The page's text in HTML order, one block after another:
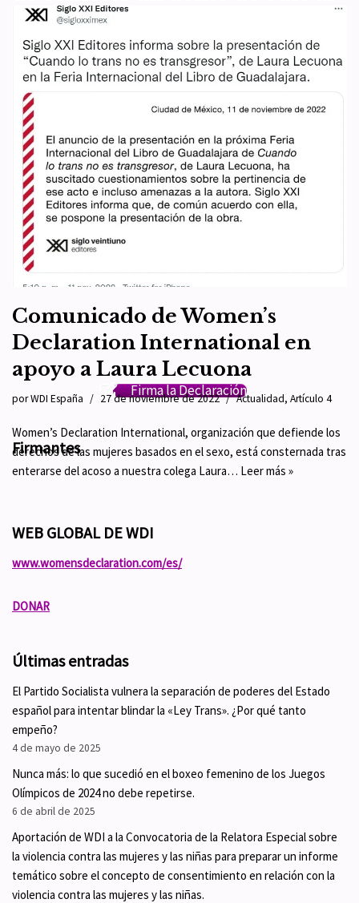
afirmar que no cree que se
pueda cambiar de sexo
porWDI España 1 de diciembre de 2022 Artículo 1,Artículo 4
“Me llamo Christina. No creo que los hombres que alegan ser
mujeres, niñas, lesbianas o madres sean lo que dicen ser. La policía
noruega me…Leer más »
Comunicado de Women’s
Declaration International en
apoyo a Laura Lecuona
porWDI España 27 de noviembre de 2022 Actualidad, Artículo 4
Women’s Declaration International, organización que defiende los
derechos de las mujeres basados en el sexo, está consternada tras
enterarse del acoso a nuestra colega Laura… Leer más »
1
Firma la Declaración
Firmantes
WEB GLOBAL DE WDI
www.womensdeclaration.com/es/
DONAR
Últimas entradas
El Partido Socialista vulnera la separación de poderes del Estado
español para intentar blindar la «Ley Trans». ¿Por qué tanto
empeño?
4 de mayo de 2025
Nunca más: lo que sucedió en el boxeo femenino de los Juegos
Olímpicos de 2024 no debe repetirse.
6 de abril de 2025
Aportación de WDI a la Convocatoria de la Relatora Especial sobre
la violencia contra las mujeres y las niñas para preparar un informe
temático sobre el concepto de consentimiento en relación con la
violencia contra las mujeres y las niñas.